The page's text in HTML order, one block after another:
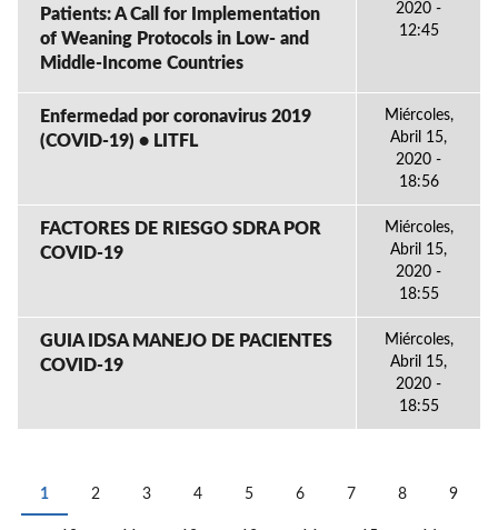
Patients: A Call for Implementation
of Weaning Protocols in Low- and
Middle-Income Countries
2020 -
12:45
Enfermedad por coronavirus 2019
(COVID-19) • LITFL
Miércoles,
Abril 15,
2020 -
18:56
FACTORES DE RIESGO SDRA POR
COVID-19
Miércoles,
Abril 15,
2020 -
18:55
GUIA IDSA MANEJO DE PACIENTES
COVID-19
Miércoles,
Abril 15,
2020 -
18:55
PÁGINAS
1 2 3 4 5 6 7 8 9